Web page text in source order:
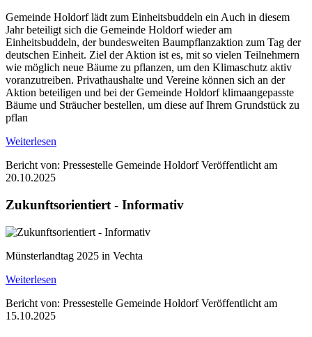
Gemeinde Holdorf lädt zum Einheitsbuddeln ein Auch in diesem
Jahr beteiligt sich die Gemeinde Holdorf wieder am
Einheitsbuddeln, der bundesweiten Baumpflanzaktion zum Tag der
deutschen Einheit. Ziel der Aktion ist es, mit so vielen Teilnehmern
wie möglich neue Bäume zu pflanzen, um den Klimaschutz aktiv
voranzutreiben. Privathaushalte und Vereine können sich an der
Aktion beteiligen und bei der Gemeinde Holdorf klimaangepasste
Bäume und Sträucher bestellen, um diese auf Ihrem Grundstück zu
pflan
Weiterlesen
Bericht von: Pressestelle Gemeinde Holdorf Veröffentlicht am
20.10.2025
Zukunftsorientiert - Informativ
Münsterlandtag 2025 in Vechta
Weiterlesen
Bericht von: Pressestelle Gemeinde Holdorf Veröffentlicht am
15.10.2025